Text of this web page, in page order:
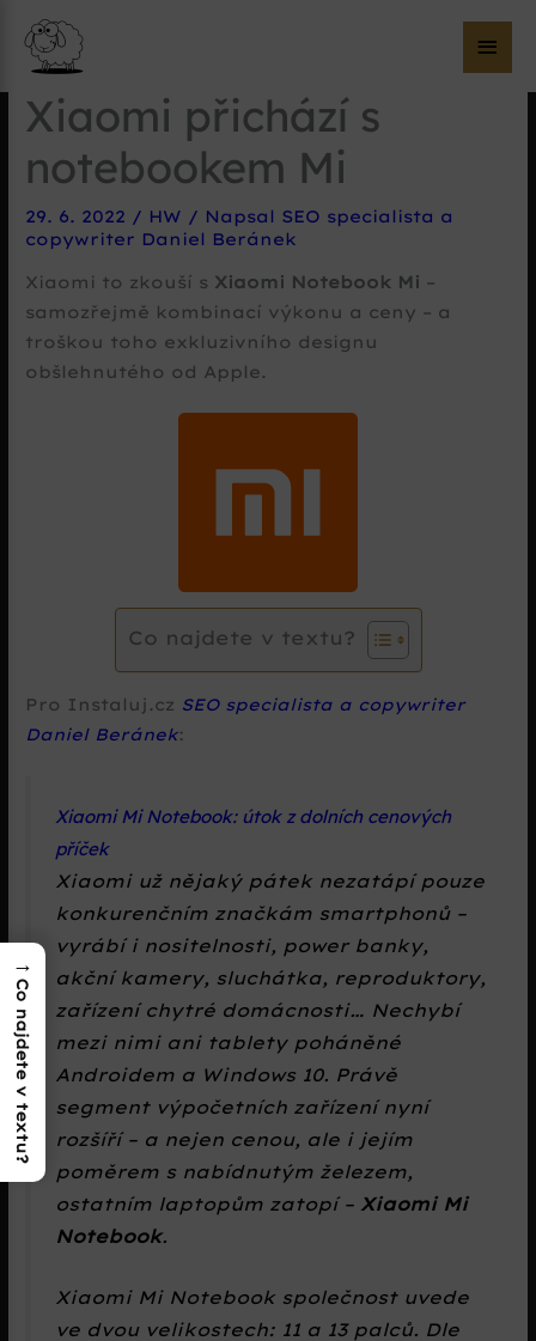
Xiaomi přichází s
notebookem Mi
29. 6. 2022 / HW / Napsal SEO specialista a
copywriter Daniel Beránek
Xiaomi to zkouší s Xiaomi Notebook Mi –
samozřejmě kombinací výkonu a ceny – a
troškou toho exkluzivního designu
obšlehnutého od Apple.
Co najdete v textu?
Pro Instaluj.cz SEO specialista a copywriter
Daniel Beránek:
Xiaomi Mi Notebook: útok z dolních cenových
příček
Xiaomi už nějaký pátek nezatápí pouze
konkurenčním značkám smartphonů –
vyrábí i nositelnosti, power banky,
akční kamery, sluchátka, reproduktory,
zařízení chytré domácnosti… Nechybí
mezi nimi ani tablety poháněné
Androidem a Windows 10. Právě
segment výpočetních zařízení nyní
rozšíří – a nejen cenou, ale i jejím
poměrem s nabídnutým železem,
ostatním laptopům zatopí – Xiaomi Mi
Notebook.
Xiaomi Mi Notebook společnost uvede
ve dvou velikostech: 11 a 13 palců. Dle
→
Co najdete v textu?